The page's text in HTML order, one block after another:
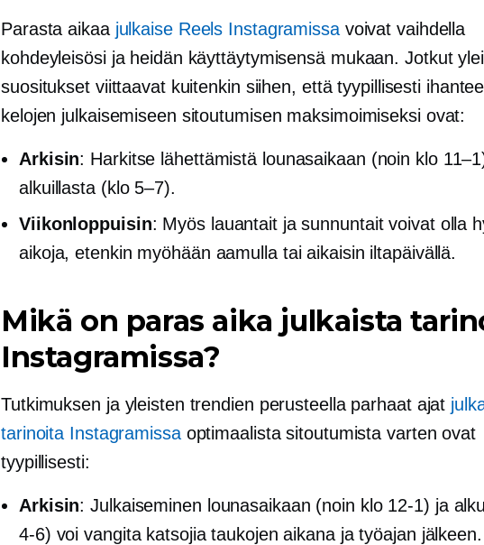
Parasta aikaa julkaise Reels Instagramissavoivat vaihdella
kohdeyleisösi ja heidän käyttäytymisensä mukaan. Jotkut
suositukset viittaavat kuitenkin siihen, että tyypillisesti
kelojen julkaisemiseen sitoutumisen maksimoimiseksi ovat:
Arkisin: Harkitse lähettämistä lounasaikaan (noin klo
alkuillasta (klo 5–7).
Viikonloppuisin: Myös lauantait ja sunnuntait voivat olla
aikoja, etenkin myöhään aamulla tai aikaisin iltapäivällä.
Mikä on paras aika julkaista
Instagramissa?
Tutkimuksen ja yleisten trendien perusteella parhaat ajat
tarinoita Instagramissaoptimaalista sitoutumista varten ovat
tyypillisesti:
Arkisin: Julkaiseminen lounasaikaan (noin klo 12-1) ja
4-6) voi vangita katsojia taukojen aikana ja työajan jälkeen.